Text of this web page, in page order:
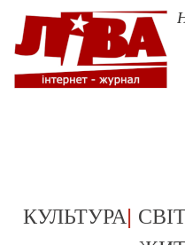
КУЛЬТУРА|